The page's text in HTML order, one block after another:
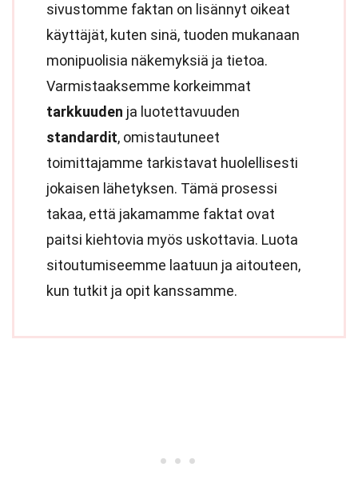
sivustomme faktan on lisännyt oikeat
käyttäjät, kuten sinä, tuoden mukanaan
monipuolisia näkemyksiä ja tietoa.
Varmistaaksemme korkeimmat
tarkkuuden ja luotettavuuden
standardit, omistautuneet
toimittajamme tarkistavat huolellisesti
jokaisen lähetyksen. Tämä prosessi
takaa, että jakamamme faktat ovat
paitsi kiehtovia myös uskottavia. Luota
sitoutumiseemme laatuun ja aitouteen,
kun tutkit ja opit kanssamme.